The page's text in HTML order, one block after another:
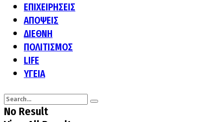
ΕΠΙΧΕΙΡΗΣΕΙΣ
ΑΠΟΨΕΙΣ
ΔΙΕΘΝΗ
ΠΟΛΙΤΙΣΜΟΣ
LIFE
ΥΓΕΙΑ
No Result